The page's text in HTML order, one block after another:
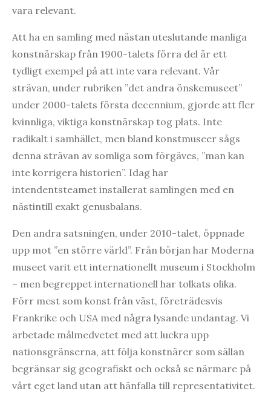
vara relevant.
Att ha en samling med nästan uteslutande manliga
konstnärskap från 1900-talets förra del är ett
tydligt exempel på att inte vara relevant. Vår
strävan, under rubriken ”det andra önskemuseet”
under 2000-talets första decennium, gjorde att fler
kvinnliga, viktiga konstnärskap tog plats. Inte
radikalt i samhället, men bland konstmuseer sågs
denna strävan av somliga som förgäves, ”man kan
inte korrigera historien”. Idag har
intendentsteamet installerat samlingen med en
nästintill exakt genusbalans.
Den andra satsningen, under 2010-talet, öppnade
upp mot ”en större värld”. Från början har Moderna
museet varit ett internationellt museum i Stockholm
– men begreppet internationell har tolkats olika.
Förr mest som konst från väst, företrädesvis
Frankrike och USA med några lysande undantag. Vi
arbetade målmedvetet med att luckra upp
nationsgränserna, att följa konstnärer som sällan
begränsar sig geografiskt och också se närmare på
vårt eget land utan att hänfalla till representativitet.